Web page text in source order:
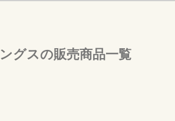
グスの販売商品一覧